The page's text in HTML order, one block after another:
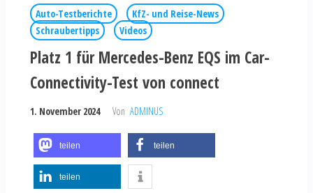
Auto-Testberichte
KfZ- und Reise-News
Schraubertipps
Videos
Platz 1 für Mercedes-Benz EQS im Car-
Connectivity-Test von connect
1. November 2024 Von ADMINUS
teilen teilen
teilen